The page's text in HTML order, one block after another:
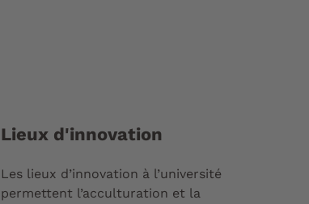
Lieux d'innovation
Les lieux d’innovation à l’université
permettent l’acculturation et la